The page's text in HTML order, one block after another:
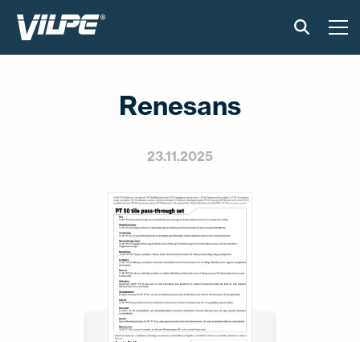
PAIGALDUS JA MATERJALID
VÕTA MEIEGA ÜHENDUST
PL SV SV-FI LT LV
Renesans
23.11.2025